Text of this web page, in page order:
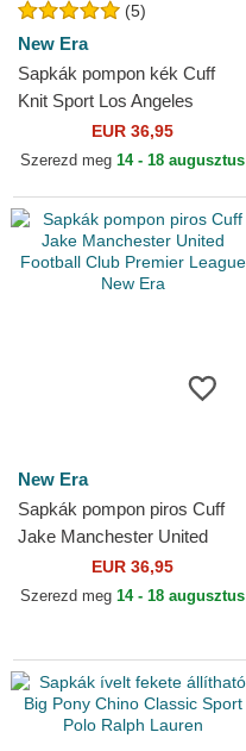
(5)
New Era
Sapkák pompon kék Cuff
Knit Sport Los Angeles
Dodgers MLB New Era
EUR 36,95
Szerezd meg 14 - 18 augusztus
New Era
Sapkák pompon piros Cuff
Jake Manchester United
Football Club Premier League
New Era
EUR 36,95
Szerezd meg 14 - 18 augusztus